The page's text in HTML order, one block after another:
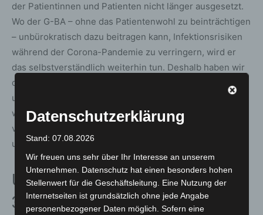
der Patientinnen und Patienten nicht länger ausgesetzt.
Wo der G-BA – ohne das Patientenwohl zu beinträchtigen
– unbürokratisch dazu beitragen kann, Infektionsrisiken
während der Corona-Pandemie zu verringern, wird er
das selbstverständlich weiterhin tun. Deshalb haben wir
die Möglichkeit zur telefonischen Krankschreibung bei
unkomplizierten Atemwegsinfekten verlängert, genauso
wie verschiedene Erleichterungen bei ärztlich
verordneten Leistungen“, so Prof. Josef Hecken,
unparteiischer Vorsitzende des G-BA.
Übersicht über die nun bis
31. Dezember 2021 geltenden
Datenschutzerklärung
Stand: 07.08.2026
Wir freuen uns sehr über Ihr Interesse an unserem
Unternehmen. Datenschutz hat einen besonders hohen
Stellenwert für die Geschäftsleitung. Eine Nutzung der
Internetseiten ist grundsätzlich ohne jede Angabe
personenbezogener Daten möglich. Sofern eine